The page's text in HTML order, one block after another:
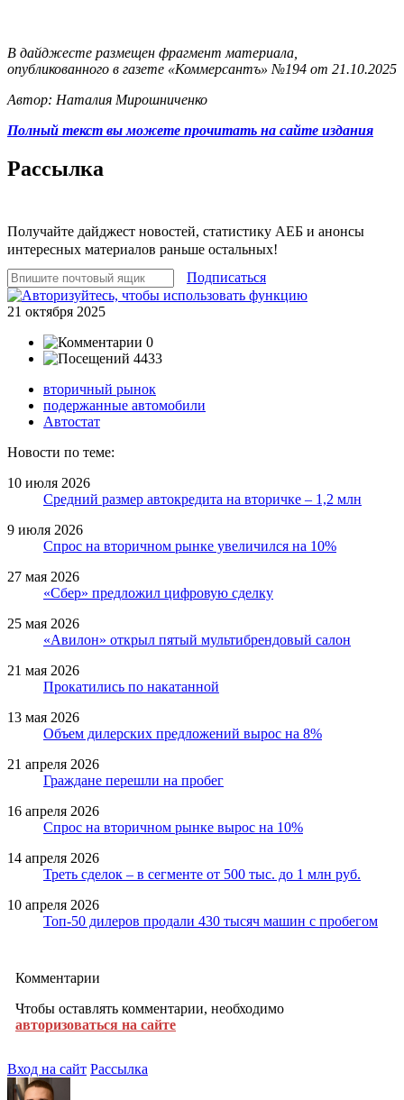
В дайджесте размещен фрагмент материала,
опубликованного в газете «Коммерсантъ» №194 от 21.10.2025
Автор: Наталия Мирошниченко
Полный текст вы можете прочитать на сайте издания
Рассылка
Получайте дайджест новостей, статистику АЕБ и анонсы
интересных материалов раньше остальных!
Подписаться
21 октября 2025
0
4433
вторичный рынок
подержанные автомобили
Автостат
Новости по теме:
10 июля 2026
Средний размер автокредита на вторичке – 1,2 млн
9 июля 2026
Спрос на вторичном рынке увеличился на 10%
27 мая 2026
«Сбер» предложил цифровую сделку
25 мая 2026
«Авилон» открыл пятый мультибрендовый салон
21 мая 2026
Прокатились по накатанной
13 мая 2026
Объем дилерских предложений вырос на 8%
21 апреля 2026
Граждане перешли на пробег
16 апреля 2026
Спрос на вторичном рынке вырос на 10%
14 апреля 2026
Треть сделок – в сегменте от 500 тыс. до 1 млн руб.
10 апреля 2026
Топ-50 дилеров продали 430 тысяч машин с пробегом
Комментарии
Чтобы оставлять комментарии, необходимо
авторизоваться на сайте
Вход на сайт Рассылка